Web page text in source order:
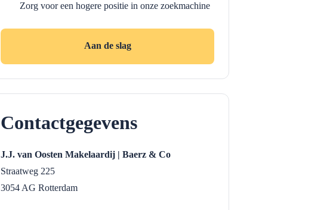
Zorg voor een hogere positie in onze zoekmachine
Aan de slag
Contactgegevens
J.J. van Oosten Makelaardij | Baerz & Co
Straatweg 225
3054 AG Rotterdam